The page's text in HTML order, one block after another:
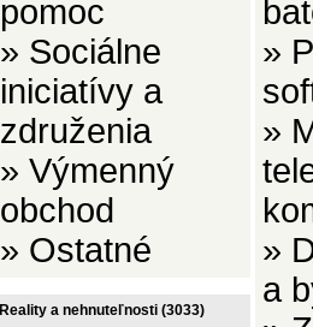
pomoc
» Sociálne
iniciatívy a
združenia
» Výmenný
obchod
» Ostatné
Reality a nehnuteľnosti(3033)
»
»
»
a